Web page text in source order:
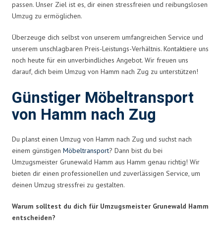
passen. Unser Ziel ist es, dir einen stressfreien und reibungslosen
Umzug zu ermöglichen.
Überzeuge dich selbst von unserem umfangreichen Service und
unserem unschlagbaren Preis-Leistungs-Verhältnis. Kontaktiere uns
noch heute für ein unverbindliches Angebot. Wir freuen uns
darauf, dich beim Umzug von Hamm nach Zug zu unterstützen!
Günstiger Möbeltransport
von Hamm nach Zug
Du planst einen Umzug von Hamm nach Zug und suchst nach
einem günstigen Möbeltransport? Dann bist du bei
Umzugsmeister Grunewald Hamm aus Hamm genau richtig! Wir
bieten dir einen professionellen und zuverlässigen Service, um
deinen Umzug stressfrei zu gestalten.
Warum solltest du dich für Umzugsmeister Grunewald Hamm
entscheiden?